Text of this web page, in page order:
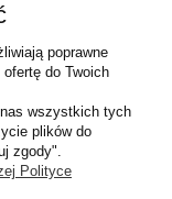
poprawne
do Twoich
wszystkich tych
plików do
zgody".
Polityce